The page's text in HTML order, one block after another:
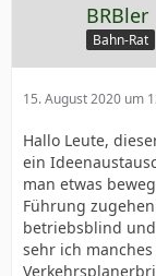
BRBler
Bahn-Rat
15. August 2020 um
Hallo Leute,
ein
man etwas
Führung
betriebsblind
sehr ich